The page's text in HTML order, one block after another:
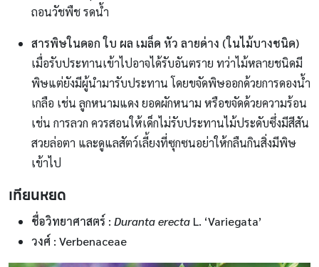
ถอนวัชพืช รดน้ำ
สารพิษในดอก ใบ ผล เมล็ด หัว ลายด่าง (ในไม้บางชนิด)
เมื่อรับประทานเข้าไปอาจได้รับอันตราย ทว่าไม้หลายชนิดมี
พิษแต่ยังมีผู้นำมารับประทาน โดยขจัดพิษออกด้วยการดองน้ำ
เกลือ เช่น ลูกหนามแดง ยอดผักหนาม หรือขจัดด้วยความร้อน
เช่น การลวก ควรสอนให้เด็กไม่รับประทานไม้ประดับซึ่งมีสีสัน
สวยล่อตา และดูแลสัตว์เลี้ยงที่ซุกซนอย่าให้กลืนกินสิ่งมีพิษ
เข้าไป
เทียนหยด
ชื่อวิทยาศาสตร์ : Duranta erecta L. ‘Variegata’
วงศ์ : Verbenaceae